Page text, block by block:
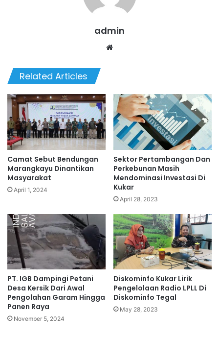
admin
Related Articles
Camat Sebut Bendungan
Marangkayu Dinantikan
Masyarakat
April 1, 2024
Sektor Pertambangan Dan
Perkebunan Masih
Mendominasi Investasi Di
Kukar
April 28, 2023
PT. IGB Dampingi Petani
Desa Kersik Dari Awal
Pengolahan Garam Hingga
Panen Raya
November 5, 2024
Diskominfo Kukar Lirik
Pengelolaan Radio LPLL Di
Diskominfo Tegal
May 28, 2023